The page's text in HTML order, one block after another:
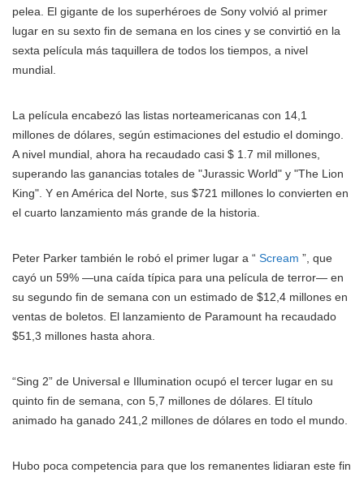
pelea. El gigante de los superhéroes de Sony volvió al primer
lugar en su sexto fin de semana en los cines y se convirtió en la
sexta película más taquillera de todos los tiempos, a nivel
mundial.
La película encabezó las listas norteamericanas con 14,1
millones de dólares, según estimaciones del estudio el domingo.
A nivel mundial, ahora ha recaudado casi $ 1.7 mil millones,
superando las ganancias totales de "Jurassic World" y "The Lion
King". Y en América del Norte, sus $721 millones lo convierten en
el cuarto lanzamiento más grande de la historia.
Peter Parker también le robó el primer lugar a “ Scream ”, que
cayó un 59% —una caída típica para una película de terror— en
su segundo fin de semana con un estimado de $12,4 millones en
ventas de boletos. El lanzamiento de Paramount ha recaudado
$51,3 millones hasta ahora.
“Sing 2” de Universal e Illumination ocupó el tercer lugar en su
quinto fin de semana, con 5,7 millones de dólares. El título
animado ha ganado 241,2 millones de dólares en todo el mundo.
Hubo poca competencia para que los remanentes lidiaran este fin